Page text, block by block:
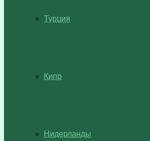
Турция
Кипр
Нидерланды